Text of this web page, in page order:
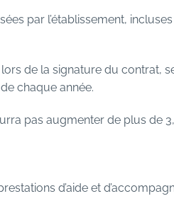
par l’établissement,
de la signature du contrat,
chaque année.
pas augmenter de plus de
d’aide et